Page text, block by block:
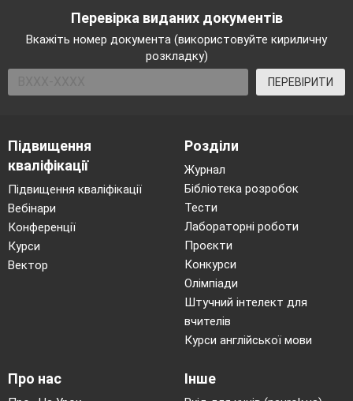
Річки: Західний Бух, Прип’ять,
Горинь(притока Прип’ять), Тетерів(притока
Дніпро)
Природні заповідники: Рівненський,
Поліський
Національні парки: Шацький, Деснянсько-
Житомирське, Київське, Чернігівське,
Новгоряд-Сіверське, Мале Полісся
Успішність команди за повторення
теоретичного і практичного матеріалу
записуємо в таблицю оцінювання
Максимум
балів
I.
Перевірка виданих документів
Вкажіть номер документа (використовуйте кириличну
розкладку)
ПЕРЕВІРИТИ
Підвищення
кваліфікації
Підвищення кваліфікації
Вебінари
Конференції
Курси
Вектор
Розділи
Журнал
Бібліотека розробок
Тести
Лабораторні роботи
Проєкти
Конкурси
Олімпіади
Штучний інтелект для
вчителів
Курси англійської мови
Про нас Інше